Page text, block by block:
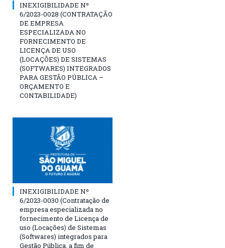
INEXIGIBILIDADE Nº
6/2023-0028 (CONTRATAÇÃO
DE EMPRESA
ESPECIALIZADA NO
FORNECIMENTO DE
LICENÇA DE USO
(LOCAÇÕES) DE SISTEMAS
(SOFTWARES) INTEGRADOS
PARA GESTÃO PÚBLICA –
ORÇAMENTO E
CONTABILIDADE)
INEXIGIBILIDADE Nº
6/2023-0030 (Contratação de
empresa especializada no
fornecimento de Licença de
uso (Locações) de Sistemas
(Softwares) integrados para
Gestão Pública, a fim de